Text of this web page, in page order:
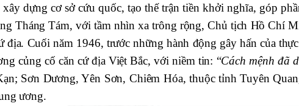
dựng cơ sở cứu quốc, tạo thế trận tiền khởi nghĩa, góp
Tháng Tám, với tầm nhìn xa trông rộng, Chủ tịch Hồ Chí
địa. Cuối năm 1946, trước những hành động gây hấn của
củng cố căn cứ địa Việt Bắc, với niềm tin: “Cách mệnh đã
Sơn Dương, Yên Sơn, Chiêm Hóa, thuộc tỉnh Tuyên
ương.